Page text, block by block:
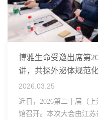
博雅生命受邀出席第
讲，共探外泌体规范
2026.03.25
近日，2026第二十届（
馆召开。本次大会由江